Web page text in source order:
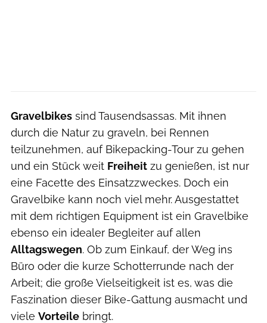
Gravelbikes sind Tausendsassas. Mit ihnen
durch die Natur zu graveln, bei Rennen
teilzunehmen, auf Bikepacking-Tour zu gehen
und ein Stück weit Freiheit zu genießen, ist nur
eine Facette des Einsatzzweckes. Doch ein
Gravelbike kann noch viel mehr. Ausgestattet
mit dem richtigen Equipment ist ein Gravelbike
ebenso ein idealer Begleiter auf allen
Alltagswegen. Ob zum Einkauf, der Weg ins
Büro oder die kurze Schotterrunde nach der
Arbeit; die große Vielseitigkeit ist es, was die
Faszination dieser Bike-Gattung ausmacht und
viele Vorteile bringt.